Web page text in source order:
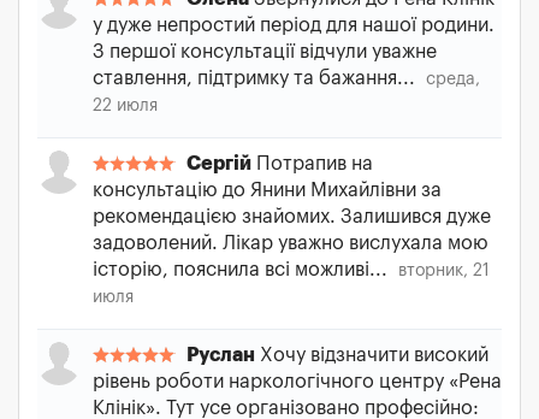
у дуже непростий період для нашої родини.
З першої консультації відчули уважне
ставлення, підтримку та бажання...
среда,
22 июля
Сергій Потрапив на
консультацію до Янини Михайлівни за
рекомендацією знайомих. Залишився дуже
задоволений. Лікар уважно вислухала мою
історію, пояснила всі можливі...
вторник, 21
июля
Руслан Хочу відзначити високий
рівень роботи наркологічного центру «Рена
Клінік». Тут усе організовано професійно: